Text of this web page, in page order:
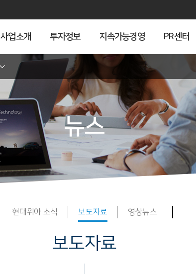
사업소개 투자정보 지속가능경영 PR센터
뉴스
현대위아 소식 보도자료 영상뉴스
보도자료